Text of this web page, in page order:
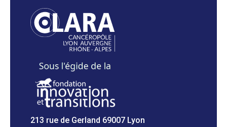
213 rue de Gerland 69007 Lyon